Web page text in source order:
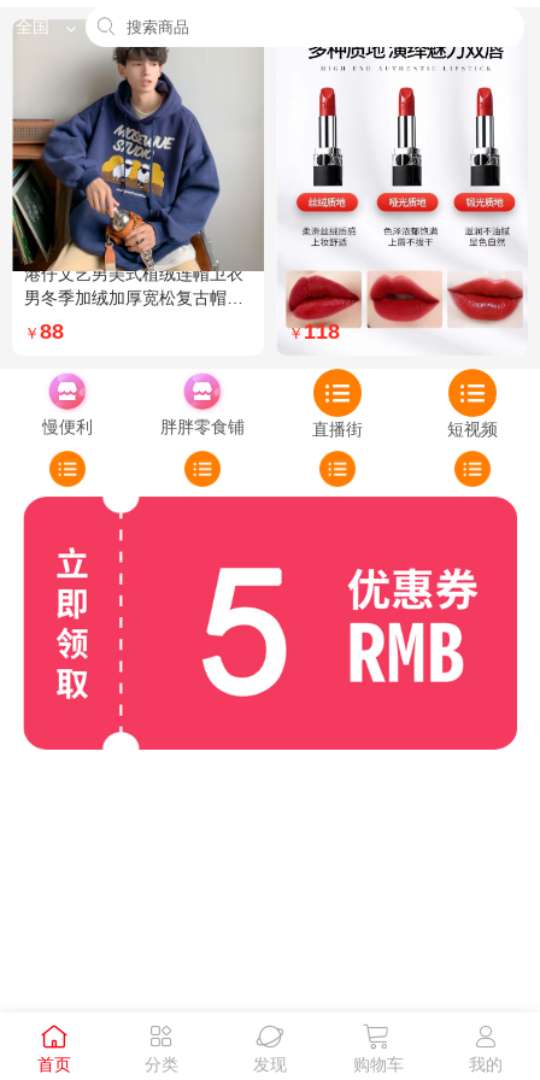
全国
港仔文艺男美式植绒连帽卫衣
男冬季加绒加厚宽松复古帽衫
外套 XXL 加绒 5XL 灰色加绒
￥ 88
Dior迪奥全新烈艳蓝金口红品
牌授权经典藤格纹饰带丝绒质
地999色号传奇红唇哑光 哑光
￥118
慢便利 胖胖零食铺 直播街 短视频

首页

分类

发现

购物车

我的